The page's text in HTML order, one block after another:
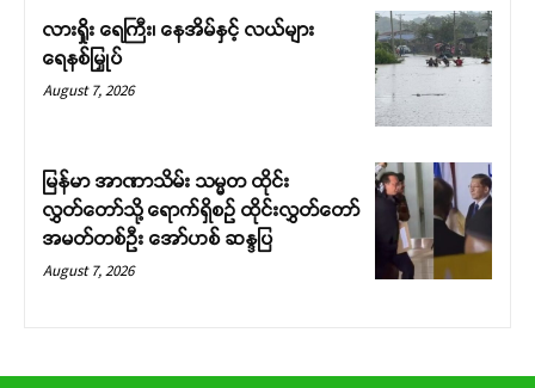
လားရှိုး ရေကြီး၊ နေအိမ်နှင့် လယ်များ
ရေနစ်မြှုပ်
August 7, 2026
မြန်မာ အာဏာသိမ်း သမ္မတ ထိုင်း
လွှတ်တော်သို့ ရောက်ရှိစဉ် ထိုင်းလွှတ်တော်
အမတ်တစ်ဦး အော်ဟစ် ဆန္ဒပြ
August 7, 2026